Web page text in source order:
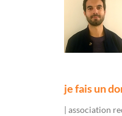
je fais un
| association